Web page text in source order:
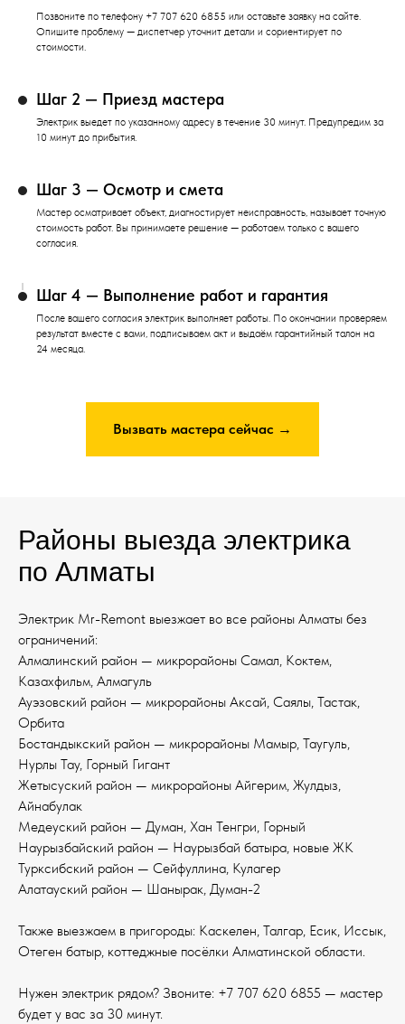
Позвоните по телефону +7 707 620 6855 или оставьте заявку на сайте.
Опишите проблему — диспетчер уточнит детали и сориентирует по
стоимости.
Шаг 2 — Приезд мастера
Электрик выедет по указанному адресу в течение 30 минут. Предупредим за
10 минут до прибытия.
Шаг 3 — Осмотр и смета
Мастер осматривает объект, диагностирует неисправность, называет точную
стоимость работ. Вы принимаете решение — работаем только с вашего
согласия.
Шаг 4 — Выполнение работ и гарантия
После вашего согласия электрик выполняет работы. По окончании проверяем
результат вместе с вами, подписываем акт и выдаём гарантийный талон на
24 месяца.
Вызвать мастера сейчас →
Районы выезда электрика
по Алматы
Электрик Mr-Remont выезжает во все районы Алматы без
ограничений:
Алмалинский район — микрорайоны Самал, Коктем,
Казахфильм, Алмагуль
Ауэзовский район — микрорайоны Аксай, Саялы, Тастак,
Орбита
Бостандыкский район — микрорайоны Мамыр, Таугуль,
Нурлы Тау, Горный Гигант
Жетысуский район — микрорайоны Айгерим, Жулдыз,
Айнабулак
Медеуский район — Думан, Хан Тенгри, Горный
Наурызбайский район — Наурызбай батыра, новые ЖК
Турксибский район — Сейфуллина, Кулагер
Алатауский район — Шанырак, Думан-2
Также выезжаем в пригороды: Каскелен, Талгар, Есик, Иссык,
Отеген батыр, коттеджные посёлки Алматинской области.
Нужен электрик рядом? Звоните: +7 707 620 6855 — мастер
будет у вас за 30 минут.